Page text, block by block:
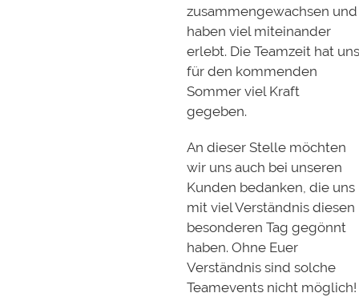
zusammengewachsen und
haben viel miteinander
erlebt. Die Teamzeit hat
für den kommenden
Sommer viel Kraft
gegeben.
An dieser Stelle möchten
wir uns auch bei unseren
Kunden bedanken, die uns
mit viel Verständnis diesen
besonderen Tag gegönnt
haben. Ohne Euer
Verständnis sind solche
Teamevents nicht möglich!